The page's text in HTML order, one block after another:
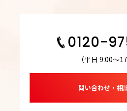
0120-
（平日 9:00～
問い合わせ・相